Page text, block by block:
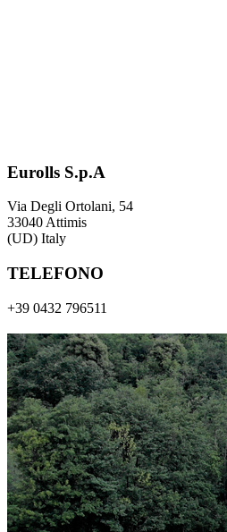
Eurolls S.p.A
Via Degli Ortolani, 54
33040 Attimis
(UD) Italy
TELEFONO
+39 0432 796511